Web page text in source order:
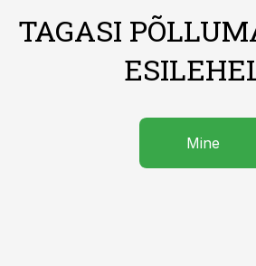
TAGASI
Mine